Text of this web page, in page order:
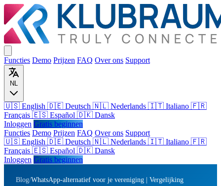
Functies Demo Prijzen FAQ Over ons Support
NL
🇺🇸 English 🇩🇪 Deutsch 🇳🇱 Nederlands 🇮🇹 Italiano 🇫🇷
Français 🇪🇸 Español 🇩🇰 Dansk
Inloggen Gratis beginnen
Functies Demo Prijzen FAQ Over ons Support
🇺🇸 English 🇩🇪 Deutsch 🇳🇱 Nederlands 🇮🇹 Italiano 🇫🇷
Français 🇪🇸 Español 🇩🇰 Dansk
Inloggen Gratis beginnen
Blog/WhatsApp-alternatief voor je vereniging | Vergelijking